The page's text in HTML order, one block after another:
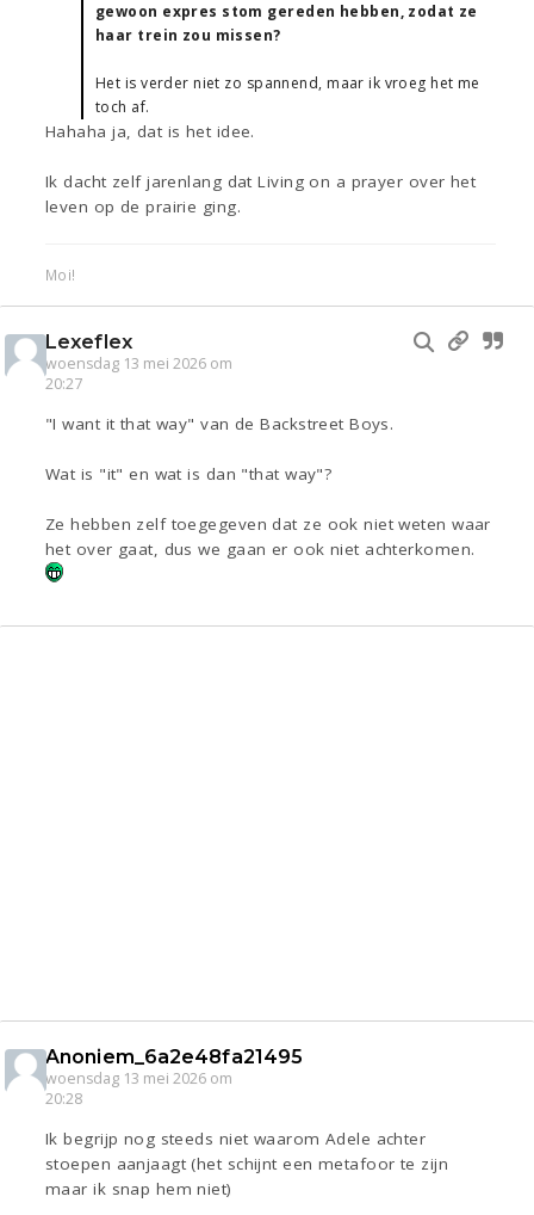
gewoon expres stom gereden hebben, zodat ze
haar trein zou missen?
Het is verder niet zo spannend, maar ik vroeg het me
toch af.
Hahaha ja, dat is het idee.
Ik dacht zelf jarenlang dat Living on a prayer over het
leven op de prairie ging.
Moi!
Lexeflex
woensdag 13 mei 2026 om
20:27
"I want it that way" van de Backstreet Boys.
Wat is "it" en wat is dan "that way"?
Ze hebben zelf toegegeven dat ze ook niet weten waar
het over gaat, dus we gaan er ook niet achterkomen.
Anoniem_6a2e48fa21495
woensdag 13 mei 2026 om
20:28
Ik begrijp nog steeds niet waarom Adele achter
stoepen aanjaagt (het schijnt een metafoor te zijn
maar ik snap hem niet)